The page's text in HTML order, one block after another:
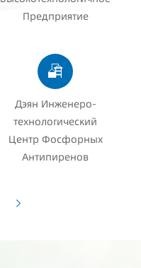
Предприятие
Дэян Инженеро-
технологический
Центр Фосфорных
Антипиренов